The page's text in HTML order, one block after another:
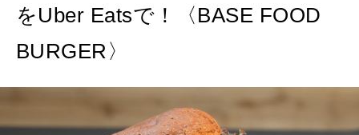
をUber Eatsで！〈BASE FOOD
BURGER〉